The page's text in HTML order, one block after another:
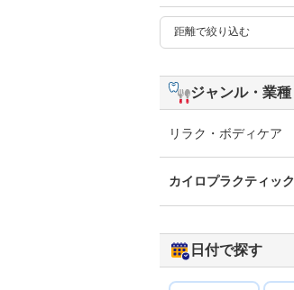
ジャンル・業種
リラク・ボディケア
カイロプラクティック
日付で探す